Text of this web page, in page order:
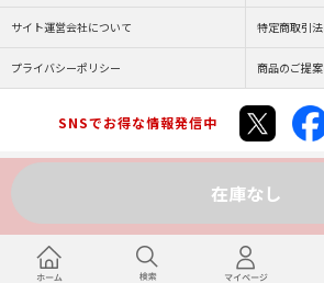
在庫なし
サイト運営会社について 特定商取引
プライバシーポリシー 商品のご提
SNSでお得な情報発信中